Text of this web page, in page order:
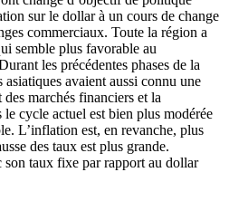
sur le dollar à un cours de change
commerciaux. Toute la région a
semble plus favorable au
les précédentes phases de la
avaient aussi connu une
des marchés financiers et la
cycle actuel est bien plus modérée
L’inflation est, en revanche, plus
des taux est plus grande.
taux fixe par rapport au dollar